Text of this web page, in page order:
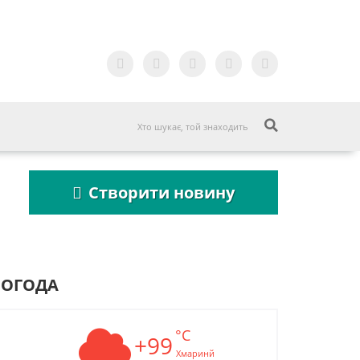
Створити новину
Пошукова строка
зникне до 2027
+99 °C
Хмаринй